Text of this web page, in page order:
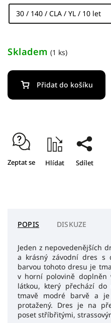
Skladem (1 ks)
Přidat do košíku
Zeptat se Hlídat Sdílet
POPIS DISKUZE
Jeden z nepovedenějších
a krásný závodní dres s
barvou tohoto dresu je
v horní polovině doplněn
látkou, který přechází
tmavě modré barvě a
protažený. Dres je na
poset stříbřitými,